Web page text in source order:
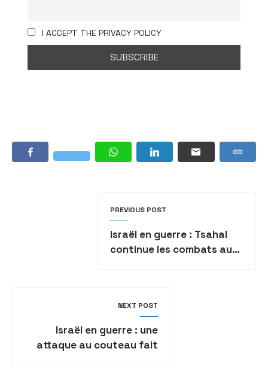
I ACCEPT THE PRIVACY POLICY
PREVIOUS POST
Israël en guerre : Tsahal
continue les combats au
NEXT POST
Israël en guerre : une
attaque au couteau fait